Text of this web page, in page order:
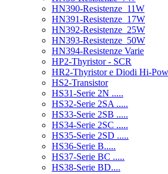
HN390-Resistenze_11W
HN391-Resistenze_17W
HN392-Resistenze_25W
HN393-Resistenze_50W
HN394-Resistenze Varie
HP2-Thyristor - SCR
HR2-Thyristor e Diodi Hi-
HS2-Transistor
HS31-Serie 2N .....
HS32-Serie 2SA .....
HS33-Serie 2SB .....
HS34-Serie 2SC .....
HS35-Serie 2SD .....
HS36-Serie B.....
HS37-Serie BC .....
HS38-Serie BD....